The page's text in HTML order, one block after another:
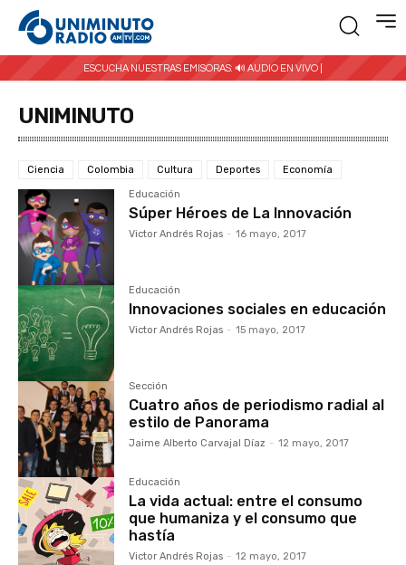
ESCUCHA NUESTRAS EMISORAS: 🔊 AUDIO EN VIVO |
UNIMINUTO
Ciencia Colombia Cultura Deportes Economía
Educación
Súper Héroes de La Innovación
Victor Andrés Rojas - 16 mayo, 2017
Educación
Innovaciones sociales en educación
Victor Andrés Rojas - 15 mayo, 2017
Sección
Cuatro años de periodismo radial al
estilo de Panorama
Jaime Alberto Carvajal Díaz - 12 mayo, 2017
Educación
La vida actual: entre el consumo
que humaniza y el consumo que
hastía
Victor Andrés Rojas - 12 mayo, 2017